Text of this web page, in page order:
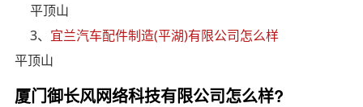
平顶山
3、 宜兰汽车配件制造(平湖)有限公司怎么样
平顶山
厦门御长风网络科技有限公司怎么样?